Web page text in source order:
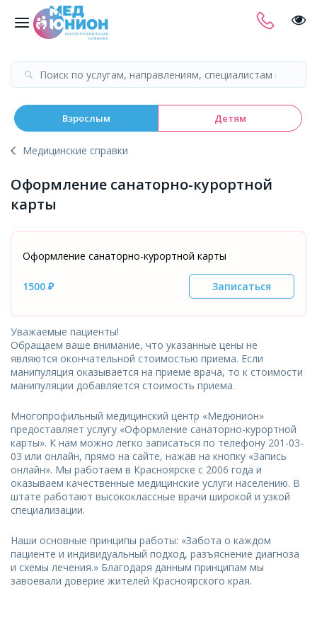
Взрослым Детям
Медицинские справки
Оформление санаторно-курортной
карты
Оформление санаторно-курортной карты
1500 ₽ Записаться
Уважаемые пациенты!
Обращаем ваше внимание, что указанные цены не
являются окончательной стоимостью приема. Если
манипуляция оказывается на приеме врача, то к стоимости
манипуляции добавляется стоимость приема.
Многопрофильный медицинский центр «Медюнион»
предоставляет услугу «Оформление санаторно-курортной
карты». К нам можно легко записаться по телефону 201-03-
03 или онлайн, прямо на сайте, нажав на кнопку «Запись
онлайн». Мы работаем в Красноярске с 2006 года и
оказываем качественные медицинские услуги населению. В
штате работают высококлассные врачи широкой и узкой
специализации.
Наши основные принципы работы: «Забота о каждом
пациенте и индивидуальный подход, разъяснение диагноза
и схемы лечения.» Благодаря данным принципам мы
завоевали доверие жителей Красноярского края.